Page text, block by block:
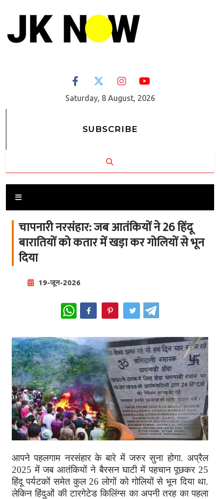
Saturday, 8 August, 2026
SUBSCRIBE
चापनारी नरसंहार: जब आतंकियों ने 26 हिंदू
बारातियों को कतार में खड़ा कर गोलियों से भून
दिया
19-जून-2026
WhatsApp
आपने पहलगाम नरसंहार के बारे में जरुर सुना होगा. अप्रैल
2025 में जब आतंकियों ने बैरसन घाटी में पहचान पूछकर 25
हिंदू पर्यटकों समेत कुल 26 लोगों को गोलियों से भून दिया था.
लेकिन हिंदुओं की टारगेटेड किलिंग्स का अपनी तरह का पहला